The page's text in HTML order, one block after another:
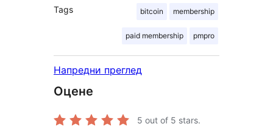
Tags bitcoin membership
paid membership pmpro
Напредни преглед
Оцене
5 out of 5 stars.